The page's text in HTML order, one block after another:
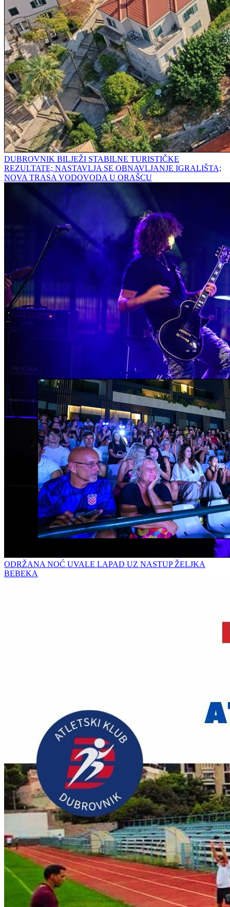
DUBROVNIK BILJEŽI STABILNE TURISTIČKE
REZULTATE; NASTAVLJA SE OBNAVLJANJE IGRALIŠTA;
NOVA TRASA VODOVODA U ORAŠCU
ODRŽANA NOĆ UVALE LAPAD UZ NASTUP ŽELJKA
BEBEKA